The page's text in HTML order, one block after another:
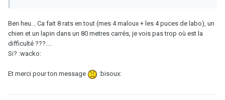
Ben heu... Ca fait 8 rats en tout (mes 4 maloux + les 4 puces de labo), un
chien et un lapin dans un 80 metres carrés, je vois pas trop où est la
difficulté ???....
Si? :wacko:
Et merci pour ton message :bisoux: